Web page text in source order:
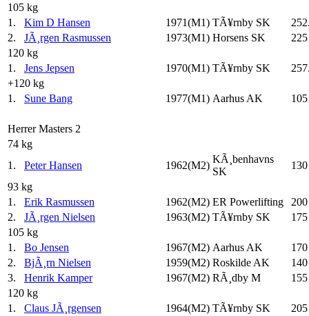
105 kg
1.
Kim D Hansen 1971(M1) TÃ¥rnby SK
2.
JÃ¸rgen Rasmussen 1973(M1) Horsens SK
225
120 kg
1.
Jens Jepsen 1970(M1) TÃ¥rnby SK
+120 kg
1.
Sune Bang 1977(M1) Aarhus AK 105
Herrer Masters 2
74 kg
1.
Peter Hansen 1962(M2)
KÃ¸benhavns
SK
130
93 kg
1.
Erik Rasmussen 1962(M2) ER Powerlifting
200
2.
JÃ¸rgen Nielsen 1963(M2) TÃ¥rnby SK
175
105 kg
1.
Bo Jensen 1967(M2) Aarhus AK
170
2.
BjÃ¸rn Nielsen 1959(M2) Roskilde AK
140
3.
Henrik Kamper 1967(M2) RÃ¸dby M
155
120 kg
1.
Claus JÃ¸rgensen 1964(M2) TÃ¥rnby SK 205